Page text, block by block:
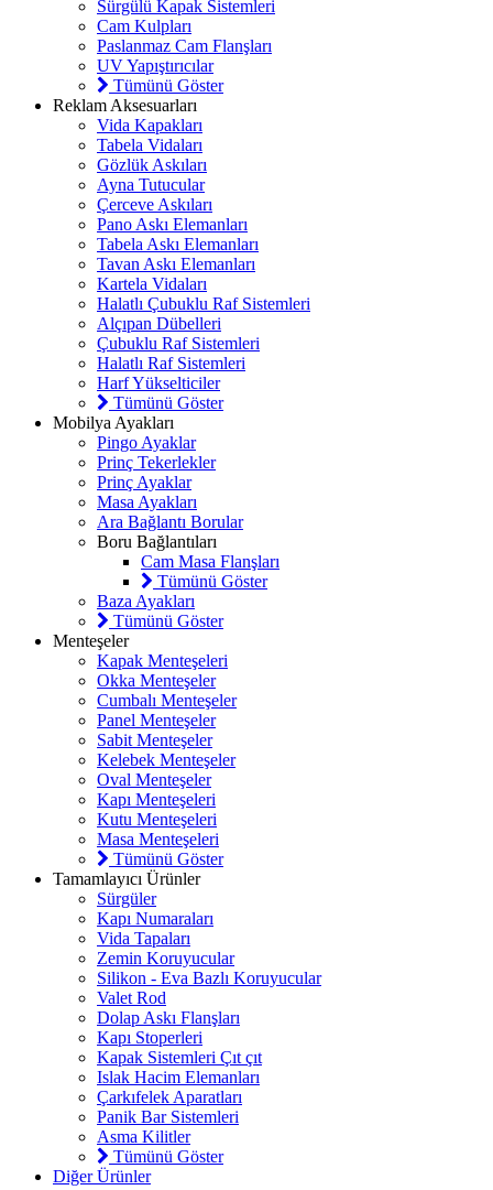
Sürgülü Kapak Sistemleri
Cam Kulpları
Paslanmaz Cam Flanşları
UV Yapıştırıcılar
Tümünü Göster
Reklam Aksesuarları
Vida Kapakları
Tabela Vidaları
Gözlük Askıları
Ayna Tutucular
Çerceve Askıları
Pano Askı Elemanları
Tabela Askı Elemanları
Tavan Askı Elemanları
Kartela Vidaları
Halatlı Çubuklu Raf Sistemleri
Alçıpan Dübelleri
Çubuklu Raf Sistemleri
Halatlı Raf Sistemleri
Harf Yükselticiler
Tümünü Göster
Mobilya Ayakları
Pingo Ayaklar
Prinç Tekerlekler
Prinç Ayaklar
Masa Ayakları
Ara Bağlantı Borular
Boru Bağlantıları
Cam Masa Flanşları
Tümünü Göster
Baza Ayakları
Tümünü Göster
Menteşeler
Kapak Menteşeleri
Okka Menteşeler
Cumbalı Menteşeler
Panel Menteşeler
Sabit Menteşeler
Kelebek Menteşeler
Oval Menteşeler
Kapı Menteşeleri
Kutu Menteşeleri
Masa Menteşeleri
Tümünü Göster
Tamamlayıcı Ürünler
Sürgüler
Kapı Numaraları
Vida Tapaları
Zemin Koruyucular
Silikon - Eva Bazlı Koruyucular
Valet Rod
Dolap Askı Flanşları
Kapı Stoperleri
Kapak Sistemleri Çıt çıt
Islak Hacim Elemanları
Çarkıfelek Aparatları
Panik Bar Sistemleri
Asma Kilitler
Tümünü Göster
Diğer Ürünler